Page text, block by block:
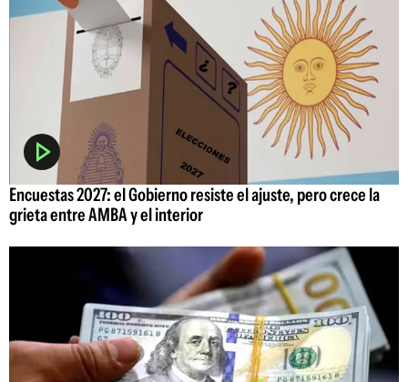
Encuestas 2027: el Gobierno resiste el ajuste, pero crece la
grieta entre AMBA y el interior